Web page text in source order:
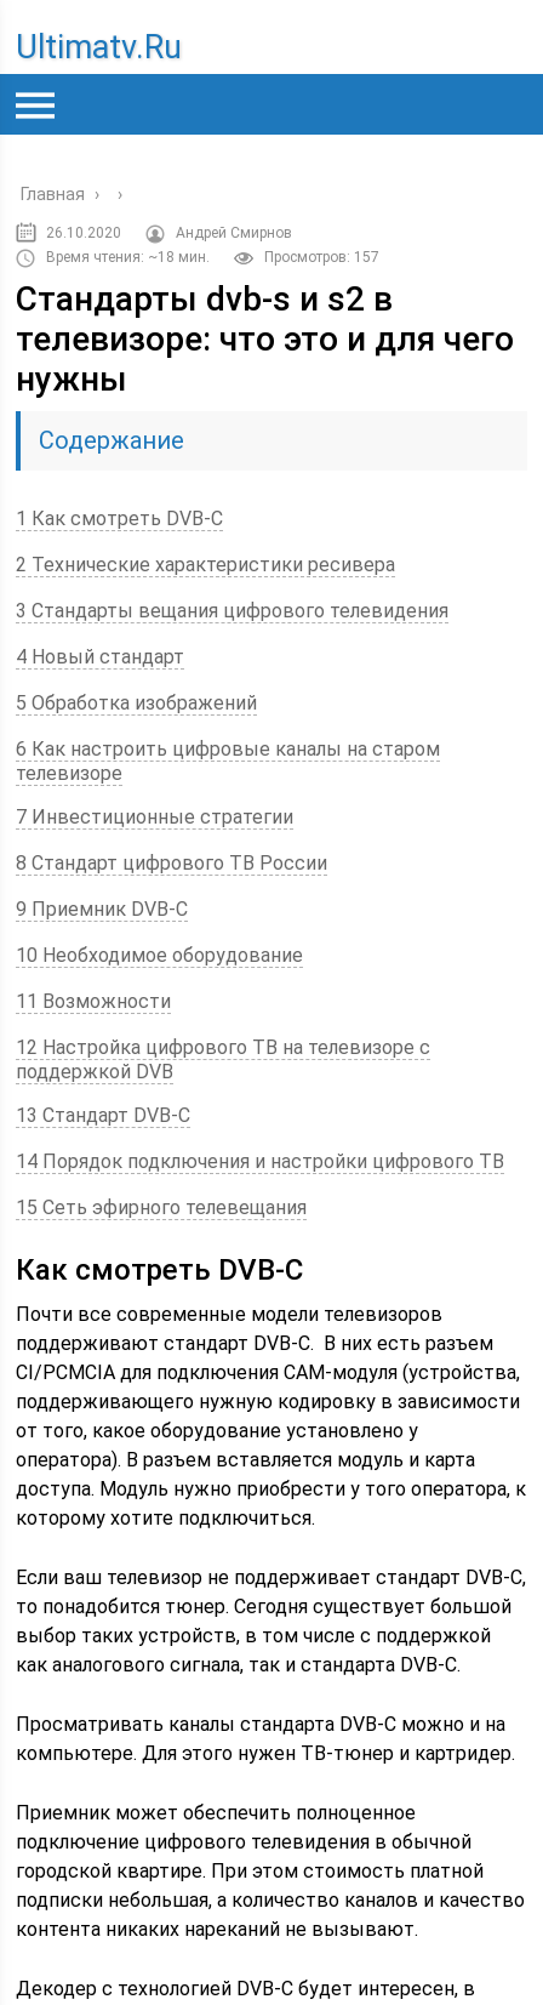
Ultimatv.ru
Главная › ›
26.10.2020
Андрей Смирнов
Время чтения: ~18 мин.
Просмотров: 157
Стандарты dvb-s и s2 в
телевизоре: что это и для чего
нужны
Содержание
1 Как смотреть DVB-C
2 Технические характеристики ресивера
3 Стандарты вещания цифрового телевидения
4 Новый стандарт
5 Обработка изображений
6 Как настроить цифровые каналы на старом
телевизоре
7 Инвестиционные стратегии
8 Стандарт цифрового ТВ России
9 Приемник DVB-C
10 Необходимое оборудование
11 Возможности
12 Настройка цифрового ТВ на телевизоре с
поддержкой DVB
13 Стандарт DVB-C
14 Порядок подключения и настройки цифрового ТВ
15 Сеть эфирного телевещания
Как смотреть DVB-C
Почти все современные модели телевизоров
поддерживают стандарт DVB-C. В них есть разъем
CI/PCMCIA для подключения САМ-модуля (устройства,
поддерживающего нужную кодировку в зависимости
от того, какое оборудование установлено у
оператора). В разъем вставляется модуль и карта
доступа. Модуль нужно приобрести у того оператора, к
которому хотите подключиться.
Если ваш телевизор не поддерживает стандарт DVB-С,
то понадобится тюнер. Сегодня существует большой
выбор таких устройств, в том числе с поддержкой
как аналогового сигнала, так и стандарта DVB-С.
Просматривать каналы стандарта DVB-С можно и на
компьютере. Для этого нужен TB-тюнер и картридер.
Приемник может обеспечить полноценное
подключение цифрового телевидения в обычной
городской квартире. При этом стоимость платной
подписки небольшая, а количество каналов и качество
контента никаких нареканий не вызывают.
Декодер с технологией DVB-С будет интересен, в